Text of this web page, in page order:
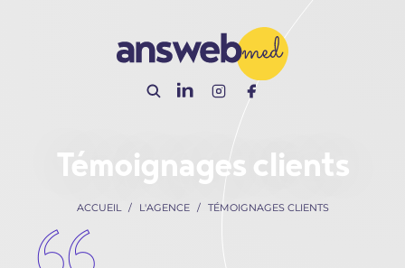
Témoignages clients
ACCUEIL L'AGENCE TÉMOIGNAGES CLIENTS